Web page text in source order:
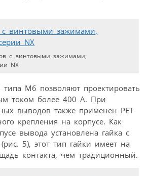
с винтовыми зажимами,
NX
М6 позволяют проектировать
током более 400 A. При
выводов также применен PET-
крепления на корпусе. Как
вывода установлена гайка с
5), этот тип гайки имеет на
контакта, чем традиционный.